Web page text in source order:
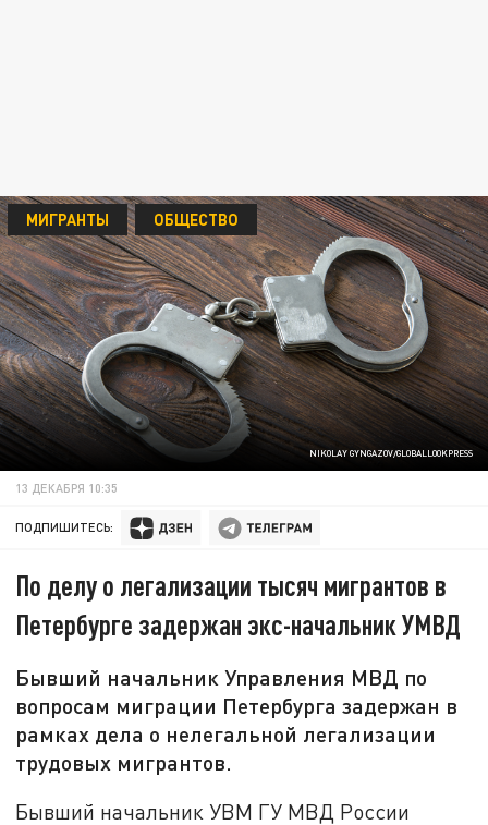
NIKOLAY GYNGAZOV/GLOBALLOOKPRESS
МИГРАНТЫ ОБЩЕСТВО
13 ДЕКАБРЯ 10:35
ПОДПИШИТЕСЬ:
По делу о легализации тысяч мигрантов в
Петербурге задержан экс-начальник УМВД
Бывший начальник Управления МВД по
вопросам миграции Петербурга задержан в
рамках дела о нелегальной легализации
трудовых мигрантов.
Бывший начальник УВМ ГУ МВД России